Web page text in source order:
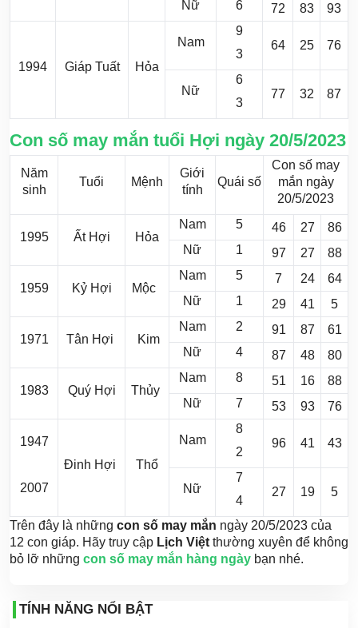
Nữ 6 72 83 93
1994 Giáp Tuất Hỏa
Nam
9
3
64 25 76
Nữ
6
3
77 32 87
Con số may mắn tuổi Hợi ngày 20/5/2023
Năm
sinh
Tuổi Mệnh
Giới
tính
Quái số
Con số may
mắn ngày
20/5/2023
1995 Ất Hợi Hỏa
Nam 5 46 27
86
Nữ
1 97 27 88
1959 Kỷ Hợi Mộc
Nam 5 7 24
64
Nữ
1 29 41 5
1971 Tân Hợi Kim
Nam 2 91 87
61
Nữ
4 87 48 80
1983 Quý Hợi Thủy
Nam 8 51 16
88
Nữ
7 53 93 76
1947
2007
Đinh Hợi Thổ
Nam
8
2
96 41 43
Nữ
7
4
27 19 5
Trên đây là những con số may mắn ngày 20/5/2023 của
12 con giáp. Hãy truy cập Lịch Việt thường xuyên để không
bỏ lỡ những con số may mắn hàng ngày bạn nhé.
TÍNH NĂNG NỔI BẬT